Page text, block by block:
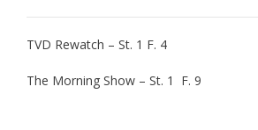
TVD Rewatch – St. 1 F. 4
The Morning Show – St. 1 F. 9